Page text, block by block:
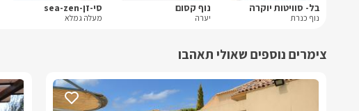
בל- סוויטות יוקרה
נוף כנרת
נוף קסום
יערה
סי-זן-sea-zen
מעלה גמלא
צימרים נוספים שאולי תאהבו